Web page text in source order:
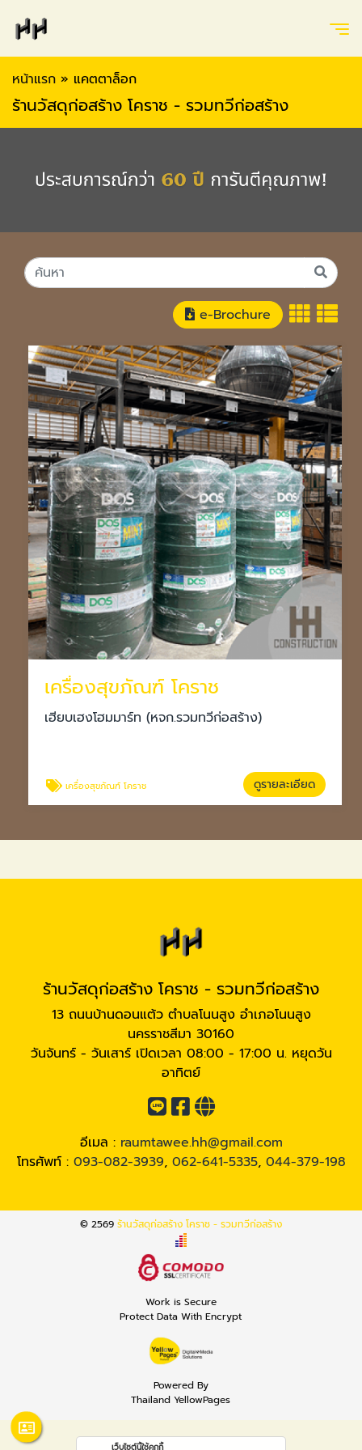
หน้าแรก » แคตตาล็อก
ร้านวัสดุก่อสร้าง โคราช - รวมทวีก่อสร้าง
e-Brochure
เครื่องสุขภัณฑ์ โคราช
เฮียบเฮงโฮมมาร์ท (หจก.รวมทวีก่อสร้าง)
เครื่องสุขภัณฑ์ โคราช ดูรายละเอียด
ร้านวัสดุก่อสร้าง โคราช - รวมทวีก่อสร้าง
13 ถนนบ้านดอนแต้ว ตำบลโนนสูง อำเภอโนนสูง
นครราชสีมา 30160
วันจันทร์ - วันเสาร์ เปิดเวลา 08:00 - 17:00 น. หยุดวัน
อาทิตย์
อีเมล : raumtawee.hh@gmail.com
โทรศัพท์ : 093-082-3939, 062-641-5335, 044-379-198
© 2569 ร้านวัสดุก่อสร้าง โคราช - รวมทวีก่อสร้าง
Work is Secure
Protect Data With Encrypt
Powered By
Thailand YellowPages
เว็บไซต์นี้ใช้คุกกี้